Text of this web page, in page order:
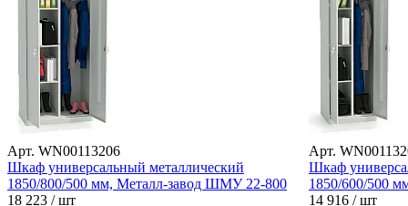
Арт. WN00113206
Шкаф универсальный металлический
1850/800/500 мм, Металл-завод ШМУ 22-800
18 223 / шт
Арт.
Шкаф
1850/600/500
14 916 / шт